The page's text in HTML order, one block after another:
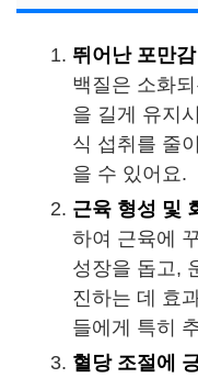
뛰어난 포만감
백질은 소화
을 길게 유지
식 섭취를 줄
을 수 있어요.
근육 형성 및
하여 근육에
성장을 돕고,
진하는 데 효
들에게 특히
혈당 조절에